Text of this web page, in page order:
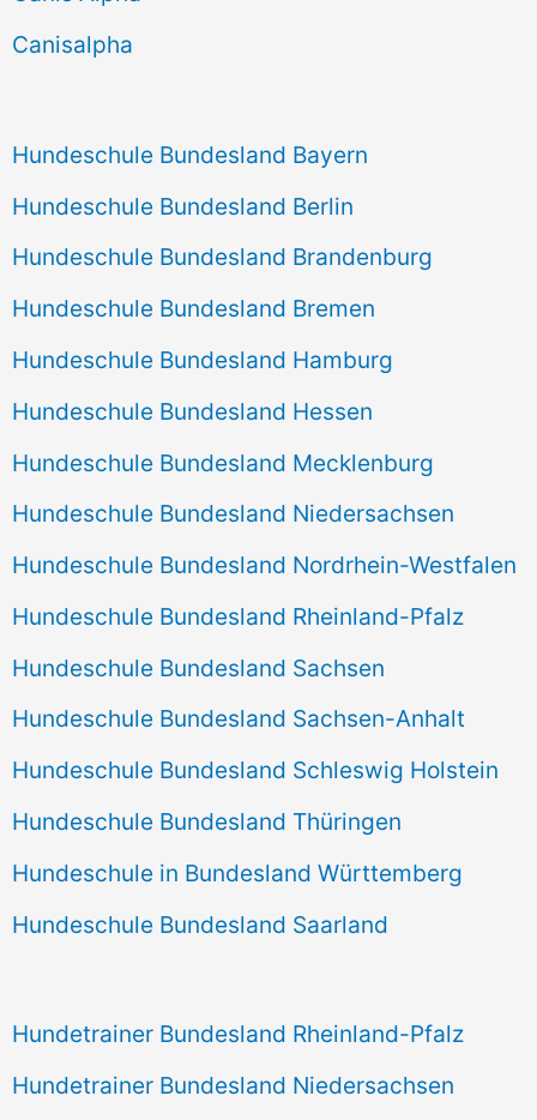
h
Canisalpha
Hundeschule Bundesland Bayern
Hundeschule Bundesland Berlin
Hundeschule Bundesland Brandenburg
Hundeschule Bundesland Bremen
Hundeschule Bundesland Hamburg
Hundeschule Bundesland Hessen
Hundeschule Bundesland Mecklenburg
Hundeschule Bundesland Niedersachsen
Hundeschule Bundesland Nordrhein-Westfalen
Hundeschule Bundesland Rheinland-Pfalz
Hundeschule Bundesland Sachsen
Hundeschule Bundesland Sachsen-Anhalt
Hundeschule Bundesland Schleswig Holstein
Hundeschule Bundesland Thüringen
Hundeschule in Bundesland Württemberg
Hundeschule Bundesland Saarland
Hundetrainer Bundesland Rheinland-Pfalz
Hundetrainer Bundesland Niedersachsen